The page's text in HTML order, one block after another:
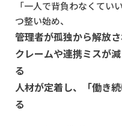
「一人で背負わなくてい
つ整い始め、
管理者が孤独から解放
クレームや連携ミスが
る
人材が定着し、「働き
る